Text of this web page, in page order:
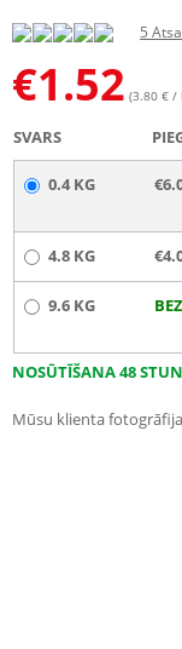
5
€1.52 (3.80 € /
SVARS
0.4 KG
4.8 KG
9.6 KG
NOSŪTĪŠANA 48
Mūsu klienta